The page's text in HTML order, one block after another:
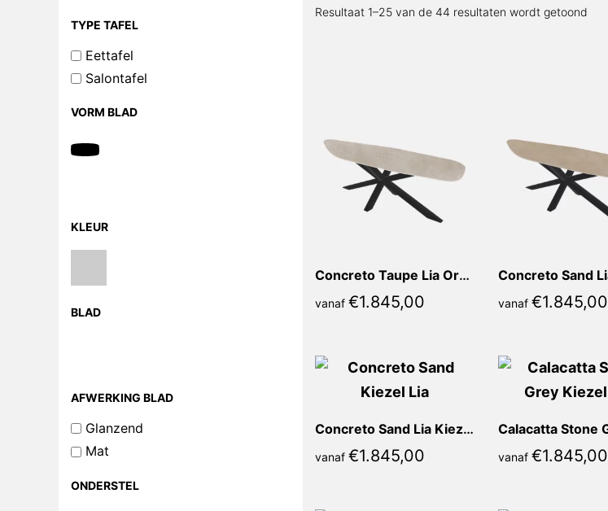
Resultaat 1–25 van de 44 resultaten wordt getoond
Concreto Taupe Lia Organisch
vanaf €1.845,00 vanaf €1.845,00
Concreto Sand Lia Kiezel
vanaf €1.845,00 vanaf €1.845,00
TYPE TAFEL
Eettafel
Salontafel
VORM BLAD
KLEUR
BLAD
AFWERKING BLAD
Glanzend
Mat
ONDERSTEL